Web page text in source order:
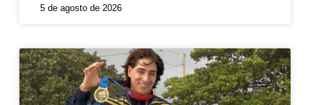
5 de agosto de 2026